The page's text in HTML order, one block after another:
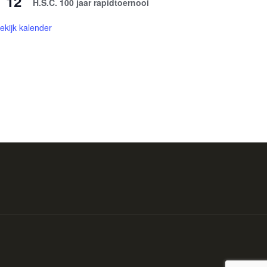
H.S.C. 100 jaar rapidtoernooi
kalender